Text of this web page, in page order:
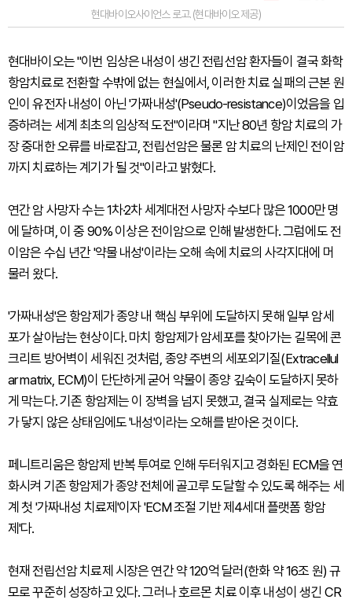
현대바이오사이언스 로고. (현대바이오 제공)
현대바이오는 "이번 임상은 내성이 생긴 전립선암 환자들이 결국 화학
항암치료로 전환할 수밖에 없는 현실에서, 이러한 치료 실패의 근본 원
인이 유전자 내성이 아닌 '가짜내성'(Pseudo-resistance)이었음을 입
증하려는 세계 최초의 임상적 도전"이라며 "지난 80년 항암 치료의 가
장 중대한 오류를 바로잡고, 전립선암은 물론 암 치료의 난제인 전이암
까지 치료하는 계기가 될 것"이라고 밝혔다.
연간 암 사망자 수는 1차·2차 세계대전 사망자 수보다 많은 1000만 명
에 달하며, 이 중 90% 이상은 전이암으로 인해 발생한다. 그럼에도 전
이암은 수십 년간 '약물 내성'이라는 오해 속에 치료의 사각지대에 머
물러 왔다.
'가짜내성'은 항암제가 종양 내 핵심 부위에 도달하지 못해 일부 암세
포가 살아남는 현상이다. 마치 항암제가 암세포를 찾아가는 길목에 콘
크리트 방어벽이 세워진 것처럼, 종양 주변의 세포외기질(Extracellul
ar matrix, ECM)이 단단하게 굳어 약물이 종양 깊숙이 도달하지 못하
게 막는다. 기존 항암제는 이 장벽을 넘지 못했고, 결국 실제로는 약효
가 닿지 않은 상태임에도 '내성'이라는 오해를 받아온 것이다.
페니트리움은 항암제 반복 투여로 인해 두터워지고 경화된 ECM을 연
화시켜 기존 항암제가 종양 전체에 골고루 도달할 수 있도록 해주는 세
계 첫 '가짜내성 치료제'이자 'ECM 조절 기반 제4세대 플랫폼 항암
제'다.
현재 전립선암 치료제 시장은 연간 약 120억 달러(한화 약 16조 원) 규
모로 꾸준히 성장하고 있다. 그러나 호르몬 치료 이후 내성이 생긴 CR